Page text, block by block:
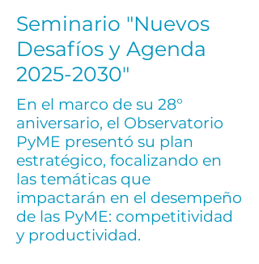
Seminario "Nuevos
Desafíos y Agenda
2025-2030"
En el marco de su 28°
aniversario, el Observatorio
PyME presentó su plan
estratégico, focalizando en
las temáticas que
impactarán en el desempeño
de las PyME: competitividad
y productividad.